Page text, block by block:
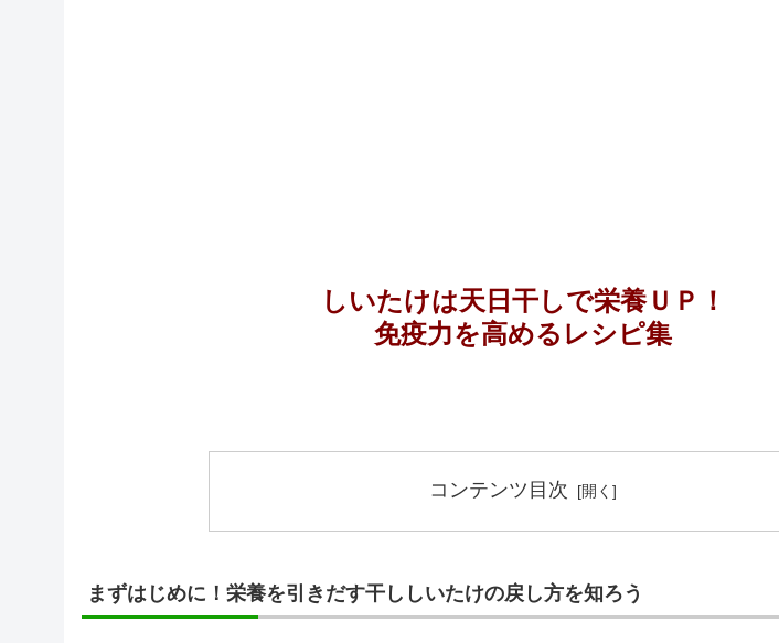
しいたけは天日干しで栄養ＵＰ！
免疫力を高めるレシピ集
コンテンツ目次
まずはじめに！栄養を引きだす干ししいたけの戻し方を知ろう